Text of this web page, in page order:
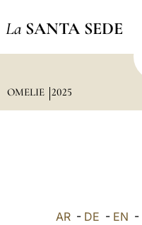
La SANTA SEDE
OMELIE 2025
AR - DE - EN -